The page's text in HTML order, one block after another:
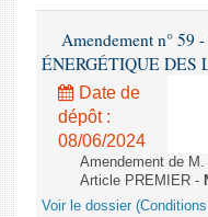
Amendement n°
ÉNERGÉTIQUE DES
Date de
dépôt :
08/06/2024
Amendement de
Article PREMIER -
Voir le dossier